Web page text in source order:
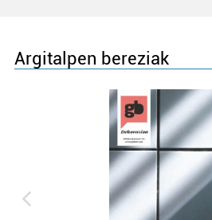
Argitalpen bereziak